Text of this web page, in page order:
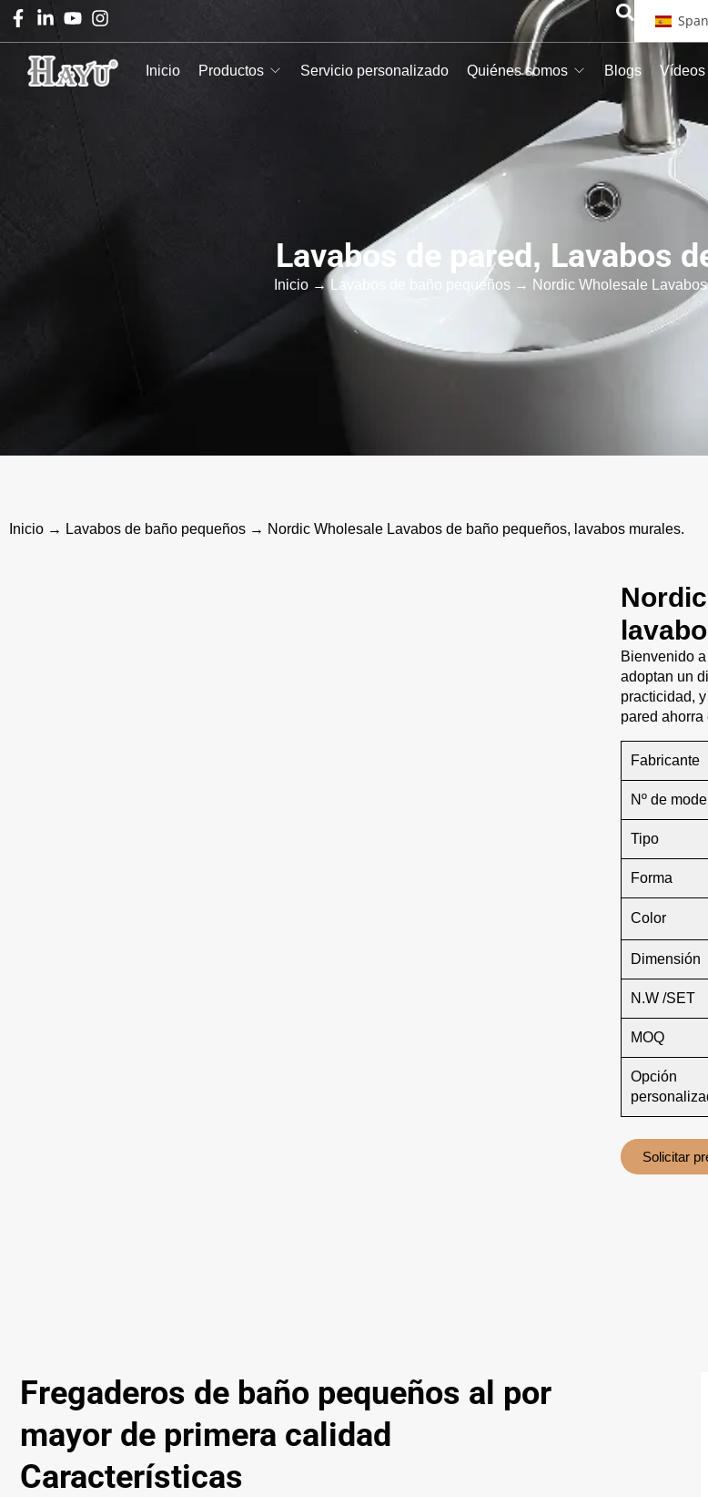
Inicio Productos Servicio personalizado Quiénes somos Blogs Vídeos
Lavabos de pared, Lavabos
Inicio → Lavabos de baño pequeños → Nordic Wholesale
Inicio → Lavabos de baño pequeños → Nordic Wholesale Lavabos de baño pequeños, lavabos murales.
Bienvenido
adoptan un
practicidad,
pared
Fabricante
Nº de
Tipo
Forma
Color
Dimensión
N.W /SET
MOQ
Opción
Solicitar
Fregaderos de baño pequeños al por
mayor de primera calidad
Características